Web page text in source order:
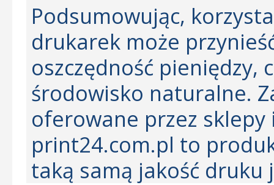
Podsumowując,
drukarek może
oszczędność pieniędzy,
środowisko naturalne.
oferowane przez
print24.com.pl to
taką samą jakość druku